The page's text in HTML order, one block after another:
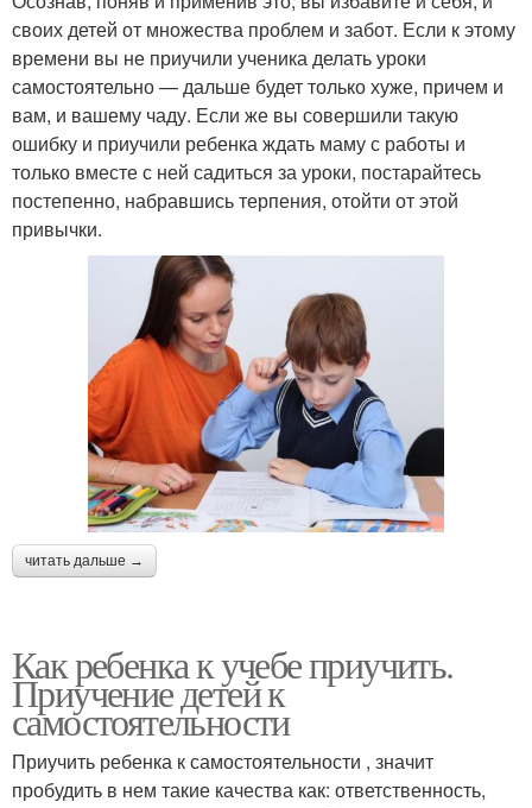
своих детей от множества проблем и забот. Если к этому
времени вы не приучили ученика делать уроки
самостоятельно — дальше будет только хуже, причем и
вам, и вашему чаду. Если же вы совершили такую
ошибку и приучили ребенка ждать маму с работы и
только вместе с ней садиться за уроки, постарайтесь
постепенно, набравшись терпения, отойти от этой
привычки.
читать дальше →
Как ребенка к учебе приучить.
Приучение детей к
самостоятельности
Приучить ребенка к самостоятельности , значит
пробудить в нем такие качества как: ответственность,